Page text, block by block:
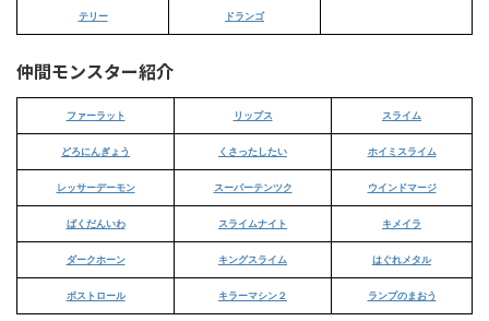
テリー ドランゴ
仲間モンスター紹介
ファーラット リップス スライム
どろにんぎょう くさったしたい ホイミスライム
レッサーデーモン スーパーテンツク ウインドマージ
ばくだんいわ スライムナイト キメイラ
ダークホーン キングスライム はぐれメタル
ボストロール キラーマシン２ ランプのまおう